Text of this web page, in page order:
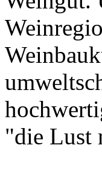
"die Lust